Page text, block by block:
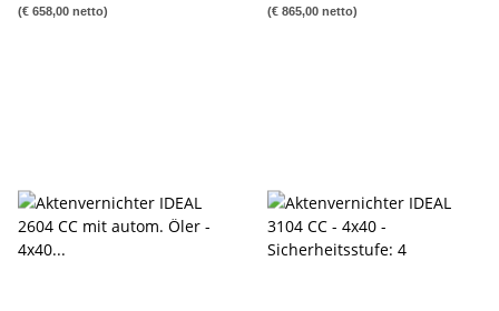
(€ 658,00 netto) (€ 865,00 netto)